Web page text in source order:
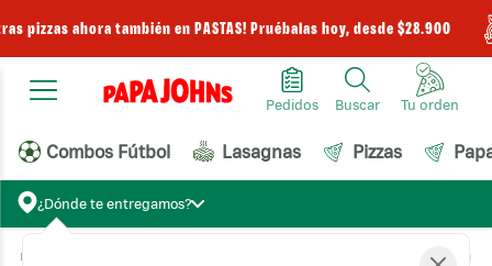
pizzas ahora también en PASTAS! Pruébalas hoy, desde $28.900
Pedidos Buscar
Combos Fútbol Lasagnas Pizzas
¿Dónde te entregamos?
Sandwich Pizza Jamón Champiñón